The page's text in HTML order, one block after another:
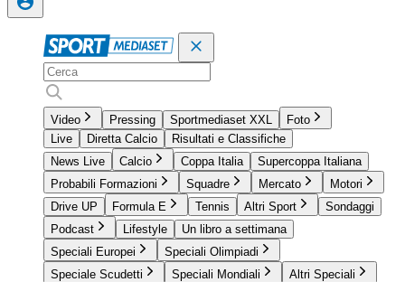
Video Pressing Sportmediaset XXL
Foto
Live
Diretta Calcio
Risultati e Classifiche
News Live
Calcio Coppa Italia
Supercoppa Italiana
Probabili Formazioni
Squadre Mercato
Motori
Drive UP
Formula E Tennis Altri Sport
Sondaggi
Podcast
Lifestyle
Un libro a settimana
Speciali Europei
Speciali Olimpiadi
Speciale Scudetti
Speciali Mondiali Altri Speciali